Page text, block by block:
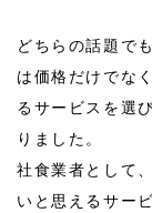
どちらの話題で
は価格だけでな
るサービスを選
りました。
社食業者として
いと思えるサー